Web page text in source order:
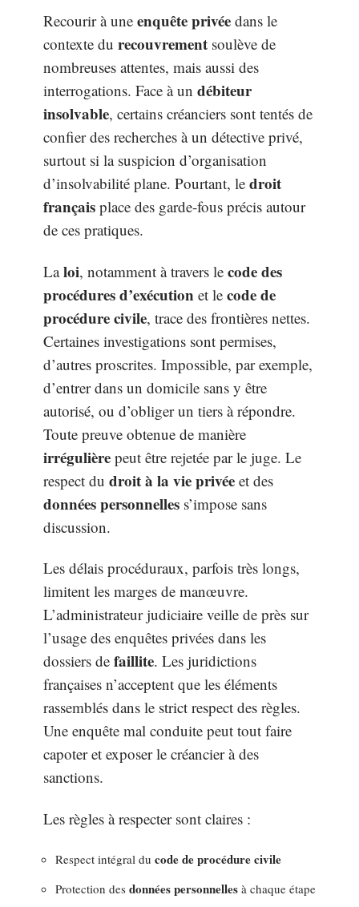
Recourir à une enquête privée dans le
contexte du recouvrement soulève de
nombreuses attentes, mais aussi des
interrogations. Face à un débiteur
insolvable, certains créanciers sont tentés de
confier des recherches à un détective privé,
surtout si la suspicion d’organisation
d’insolvabilité plane. Pourtant, le droit
français place des garde-fous précis autour
de ces pratiques.
Laloi, notamment à travers le code des
procédures d’exécution et le code de
procédure civile, trace des frontières nettes.
Certaines investigations sont permises,
d’autres proscrites. Impossible, par exemple,
d’entrer dans un domicile sans y être
autorisé, ou d’obliger un tiers à répondre.
Toute preuve obtenue de manière
irrégulière peut être rejetée par le juge. Le
respect du droit à la vie privée et des
données personnelles s’impose sans
discussion.
Les délais procéduraux, parfois très longs,
limitent les marges de manœuvre.
L’administrateur judiciaire veille de près sur
l’usage des enquêtes privées dans les
dossiers de faillite. Les juridictions
françaises n’acceptent que les éléments
rassemblés dans le strict respect des règles.
Une enquête mal conduite peut tout faire
capoter et exposer le créancier à des
sanctions.
Les règles à respecter sont claires :
Respect intégral du code de procédure civile
Protection des données personnelles à chaque étape